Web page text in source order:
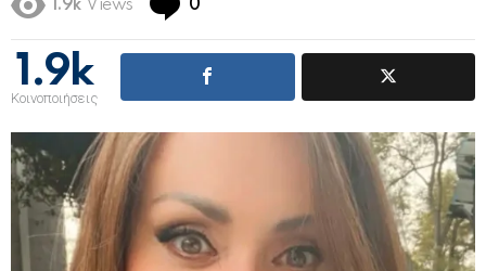
1.9k Views 0
1.9k
Κοινοποιήσεις